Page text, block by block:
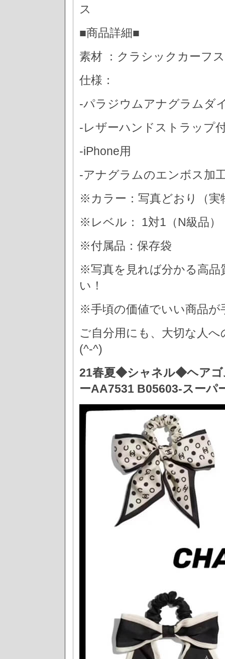
ス
■商品詳細■
素材 ：クラシックカーフ
仕様：
-パラジウムアナグラムダ
-レザーハンドストラップ
-iPhone用
-アナグラムのエンボス加
※カラー：写真どおり（実
※レベル： 1対1（N級品）
※付属品：保存袋
※写真を見れば分かる高品
い！
※手頃の価値でいい商品が
ご自分用にも、大切な人
(^-^)
21春夏◆シャネル◆ヘアゴ
ーAA7531 B05603-スーパ